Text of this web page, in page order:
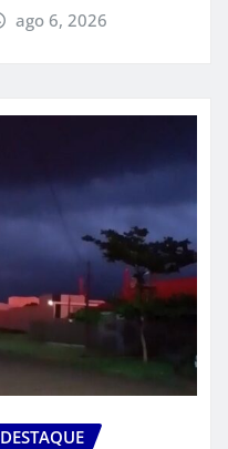
ago 6, 2026
DESTAQUE